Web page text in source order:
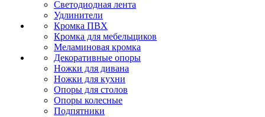
Светодиодная лента
Удлинители
Кромка ПВХ
Кромка для мебельщиков
Меламиновая кромка
Декоративные опоры
Ножки для дивана
Ножки для кухни
Опоры для столов
Опоры колесные
Подпятники